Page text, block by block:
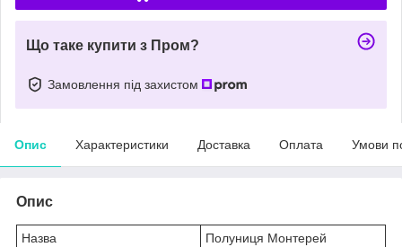
Що таке купити з Пром?
Замовлення під захистом
Опис Характеристики Доставка Оплата Умови
Опис
Назва
Полуниця Монтерей